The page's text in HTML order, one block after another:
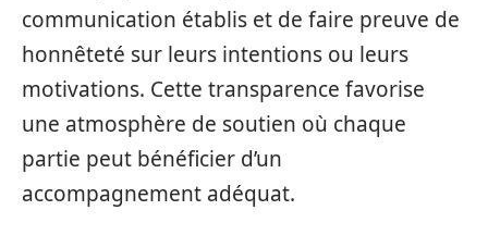
communication établis et de faire preuve de
honnêteté sur leurs intentions ou leurs
motivations. Cette transparence favorise
une atmosphère de soutien où chaque
partie peut bénéficier d’un
accompagnement adéquat.